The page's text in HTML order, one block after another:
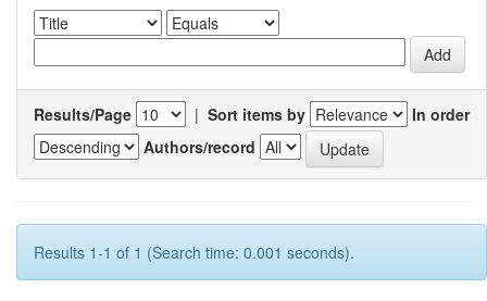
Results/Page | Sort items by
In order
Authors/record
Results 1-1 of 1 (Search time: 0.001 seconds).